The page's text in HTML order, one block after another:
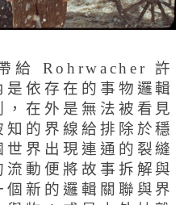
給 Rohrwacher 許
依存在的事物邏輯
在外是無法被看見
的界線給排除於穩
界出現連通的裂縫
動便將故事拆解與
新的邏輯關聯與界